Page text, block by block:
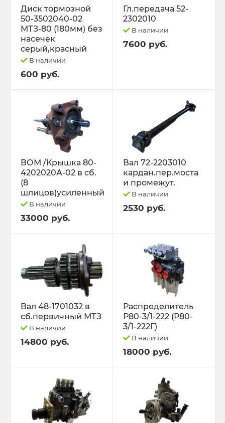
Диск тормозной
50-3502040-02
МТЗ-80 (180мм) без
насечек
серый,красный
В наличии
600 руб.
Гл.передача 52-
2302010
В наличии
7600 руб.
ВОМ /Крышка 80-
4202020А-02 в сб.
(8
шлицов)усиленный
В наличии
33000 руб.
Вал 72-2203010
кардан.пер.моста
и промежут.
В наличии
2530 руб.
Вал 48-1701032 в
сб.первичный МТЗ
В наличии
14800 руб.
Распределитель
Р80-3/1-222 (Р80-
3/1-222Г)
В наличии
18000 руб.